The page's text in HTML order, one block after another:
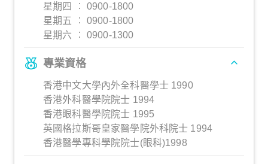
星期四 ︰ 0900-1800
星期五 ︰ 0900-1800
星期六 ︰ 0900-1300
專業資格
香港中文大學內外全科醫學士 1990
香港外科醫學院院士 1994
香港眼科醫學院院士 1995
英國格拉斯哥皇家醫學院外科院士 1994
香港醫學專科學院院士(眼科)1998